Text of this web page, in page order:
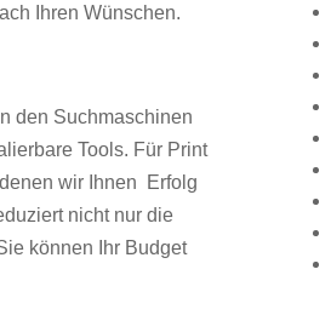
Ihren Wünschen.
den Suchmaschinen
Tools. Für Print
wir Ihnen Erfolg
nicht nur die
können Ihr Budget